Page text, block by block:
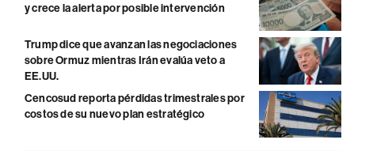
y crece la alerta por posible intervención
Trump dice que avanzan las negociaciones
sobre Ormuz mientras Irán evalúa veto a
EE.UU.
Cencosud reporta pérdidas trimestrales por
costos de su nuevo plan estratégico